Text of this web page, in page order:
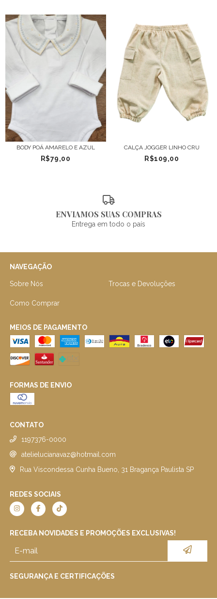
BODY POÁ AMARELO E AZUL
R$79,00
CALÇA JOGGER LINHO CRU
R$109,00
ENVIAMOS SUAS COMPRAS
Entrega em todo o país
NAVEGAÇÃO
Sobre Nós Trocas e Devoluções
Como Comprar
MEIOS DE PAGAMENTO
FORMAS DE ENVIO
CONTATO
1197376-0000
atelielucianavaz@hotmail.com
Rua Viscondessa Cunha Bueno, 31 Bragança Paulista SP
REDES SOCIAIS
RECEBA NOVIDADES E PROMOÇÕES EXCLUSIVAS!
SEGURANÇA E CERTIFICAÇÕES